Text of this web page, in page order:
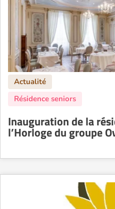
Inauguration de la
l’Horloge du groupe